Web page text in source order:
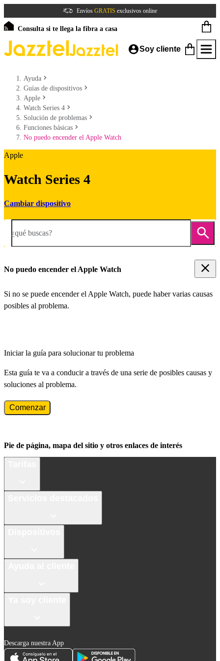
Envíos GRATIS exclusivos online
Consulta si te llega la fibra a casa
Soy cliente
Ayuda
Guías de dispositivos
Apple
Watch Series 4
Solución de problemas
Funciones básicas
No puedo encender el Apple Watch
Apple
Watch Series 4
Cambiar dispositivo
¿qué buscas?
No puedo encender el Apple Watch
Si no se puede encender el Apple Watch, puede haber varias causas
posibles al problema.
Iniciar la guía para solucionar tu problema
Esta guía te va a conducir a través de una serie de posibles causas y
soluciones al problema.
Comenzar
Pie de página, mapa del sitio y otros enlaces de interés
Descarga nuestra App